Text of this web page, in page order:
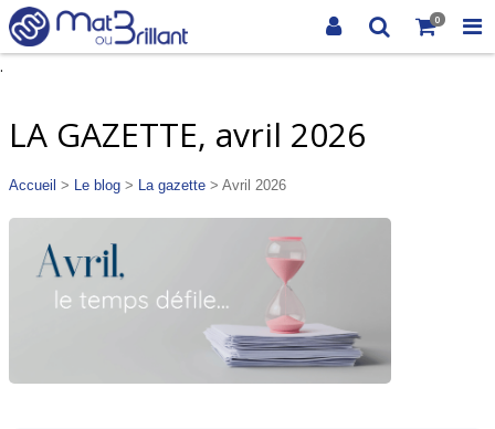
.
0
LA GAZETTE, avril 2026
Accueil > Le blog > La gazette > Avril 2026